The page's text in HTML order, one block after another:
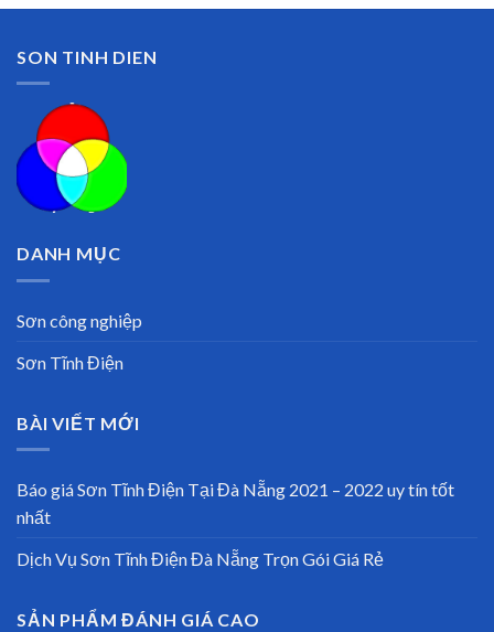
SON TINH DIEN
DANH MỤC
Sơn công nghiệp
Sơn Tĩnh Điện
BÀI VIẾT MỚI
Báo giá Sơn Tĩnh Điện Tại Đà Nẵng 2021 – 2022 uy tín tốt
nhất
Dịch Vụ Sơn Tĩnh Điện Đà Nẵng Trọn Gói Giá Rẻ
SẢN PHẨM ĐÁNH GIÁ CAO